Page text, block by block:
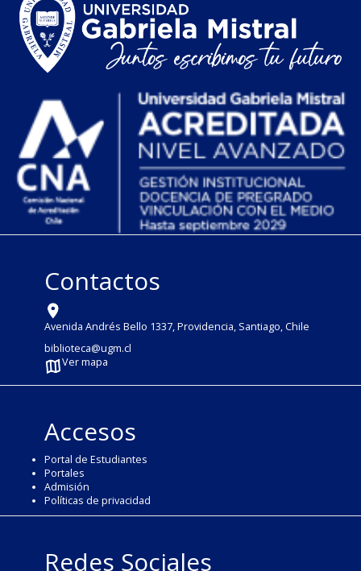
Contactos
Avenida Andrés Bello 1337, Providencia, Santiago, Chile
biblioteca@ugm.cl
Ver mapa
Accesos
Portal de Estudiantes
Portales
Admisión
Políticas de privacidad
Redes Sociales